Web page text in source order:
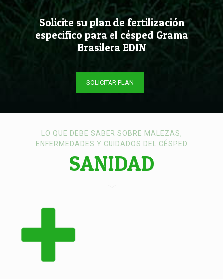
Solicite su plan de fertilización
especifico para el césped Grama
Brasilera EDIN
SOLICITAR PLAN
LO QUE DEBE SABER SOBRE MALEZAS,
ENFERMEDADES Y CUIDADOS DEL CÉSPED
SANIDAD